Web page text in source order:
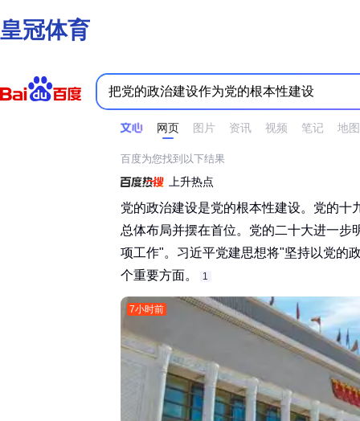
皇冠体育
网页 图片 资讯 视频 笔记 地图
时间不限 所有网页和文件 站点内检索
百度为您找到以下结果
上升热点
党的政治建设是党的根本性建设。党的十
总体布局并摆在首位。党的二十大进一步
项工作"。习近平党建思想将"坚持以党的
个重要方面。‌‌
1
7小时前